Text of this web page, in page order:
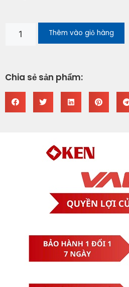
Thêm vào giỏ hàng
Chia sẻ sản phẩm: